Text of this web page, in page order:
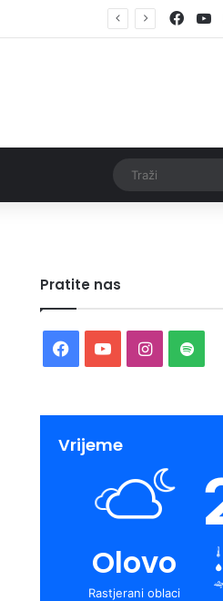
Pratite nas
Facebook
YouTubeInstagram
Vrijeme
Olovo
Rastjerani oblaci